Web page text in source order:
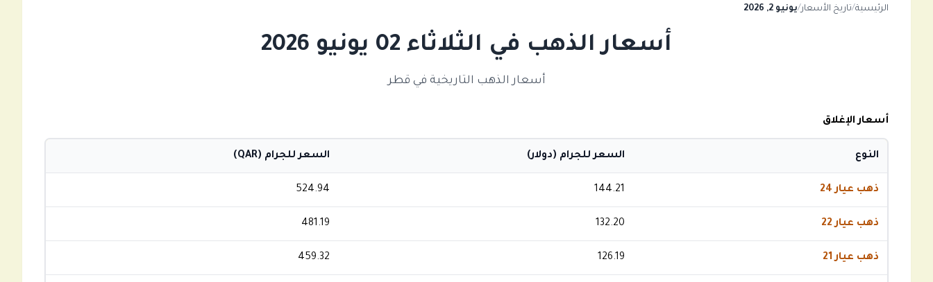
الرئيسية/تاريخ الأسعار/يونيو 2, 2026
أسعار الذهب في الثلاثاء 02 يونيو 2026
أسعار الذهب التاريخية في قطر
أسعار الإغلاق
النوع السعر للجرام (دولار) السعر للجرام (QAR)
ذهب عيار 24 144.21
524.94
ذهب عيار 22 132.20
481.19
ذهب عيار 21 126.19
459.32